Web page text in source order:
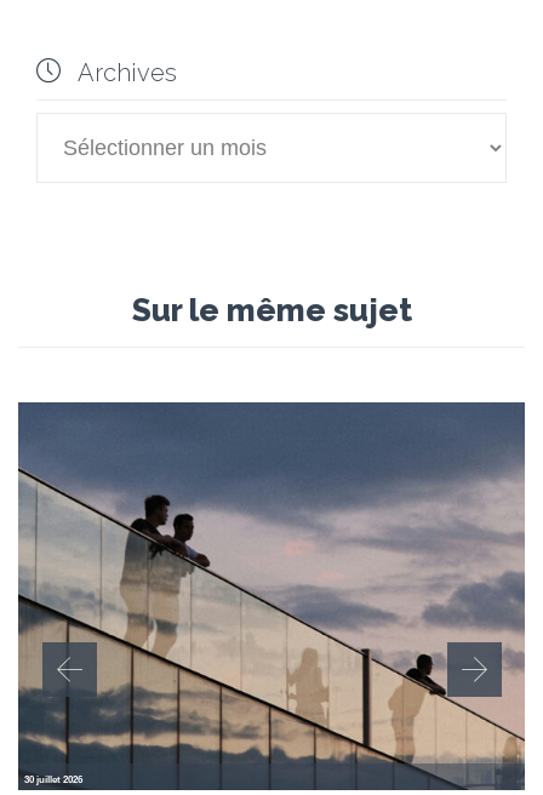
 Archives
Archives
Sur le même sujet
30 juillet 2026